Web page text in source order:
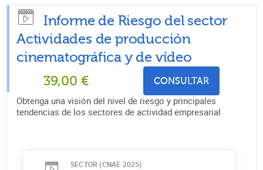
Informe de Riesgo del sector
Actividades de producción
cinematográfica y de vídeo
39,00 € CONSULTAR
Obtenga una visión del nivel de riesgo y principales
tendencias de los sectores de actividad empresarial
SECTOR (CNAE 2025)